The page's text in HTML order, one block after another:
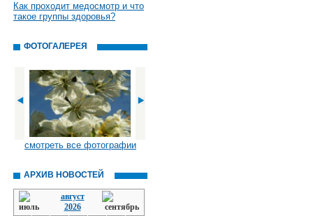
Как проходит медосмотр и что
такое группы здоровья?
ФОТОГАЛЕРЕЯ
смотреть все фотографии
АРХИВ НОВОСТЕЙ
август
2026